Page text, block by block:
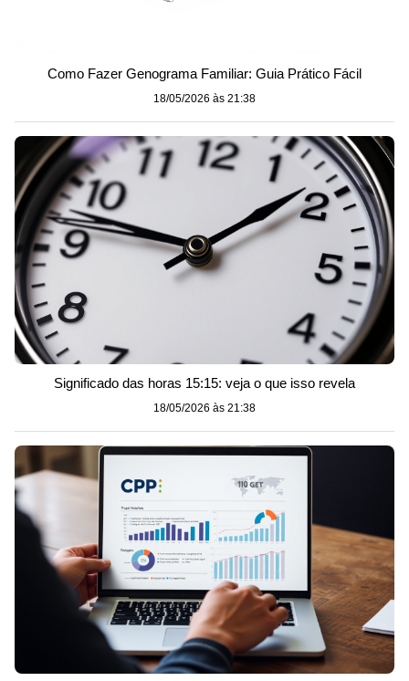
Como Fazer Genograma Familiar: Guia Prático Fácil
18/05/2026 às 21:38
Significado das horas 15:15: veja o que isso revela
18/05/2026 às 21:38